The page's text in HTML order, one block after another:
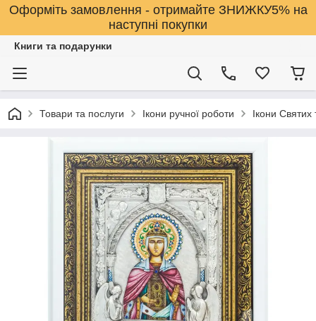
Оформіть замовлення - отримайте ЗНИЖКУ5% на
наступні покупки
Книги та подарунки
Товари та послуги Ікони ручної роботи Ікони Святих